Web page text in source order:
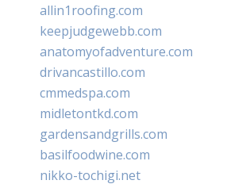
allin1roofing.com
keepjudgewebb.com
anatomyofadventure.com
drivancastillo.com
cmmedspa.com
midletontkd.com
gardensandgrills.com
basilfoodwine.com
nikko-tochigi.net